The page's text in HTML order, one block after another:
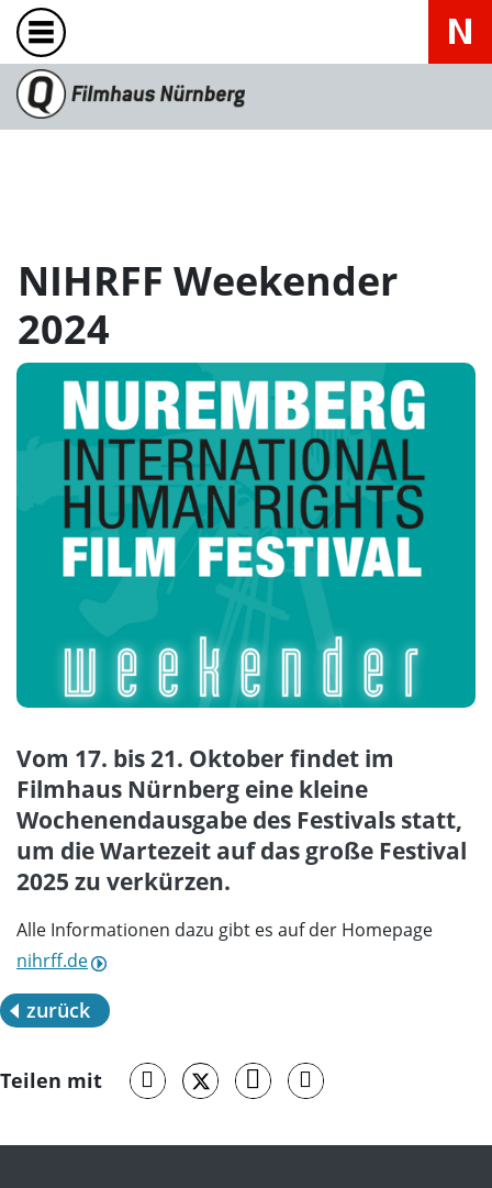
NIHRFF Weekender
2024
Vom 17. bis 21. Oktober findet im
Filmhaus Nürnberg eine kleine
Wochenendausgabe des Festivals statt,
um die Wartezeit auf das große Festival
2025 zu verkürzen.
Alle Informationen dazu gibt es auf der Homepage
nihrff.de
zurück
Teilen mit